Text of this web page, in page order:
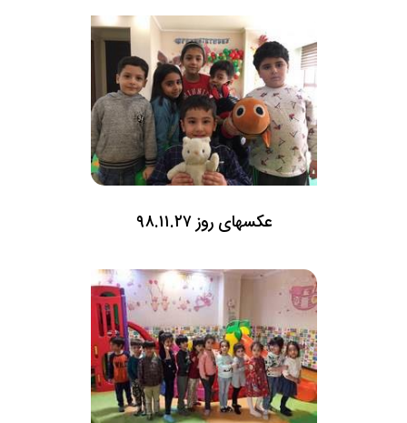
عکسهای روز ۹۸.۱۱.۲۷